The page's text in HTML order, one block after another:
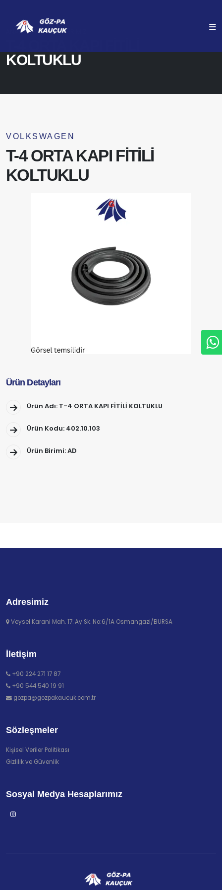
KOLTUKLU
ANASAYFA ÜRÜNLERIMIZ
VOLKSWAGEN
T-4 ORTA KAPI FİTİLİ
KOLTUKLU
Ürün Detayları
Ürün Adı: T-4 ORTA KAPI FİTİLİ KOLTUKLU
Ürün Kodu: 402.10.103
Ürün Birimi: AD
Adresimiz
Veysel Karani Mah. 17. Ay Sk. No:6/1A Osmangazi/BURSA
İletişim
+90 224 271 17 87
+90 544 540 19 91
gozpa@gozpakaucuk.com.tr
Sözleşmeler
Kişisel Veriler Politikası
Gizlilik ve Güvenlik
Sosyal Medya Hesaplarımız